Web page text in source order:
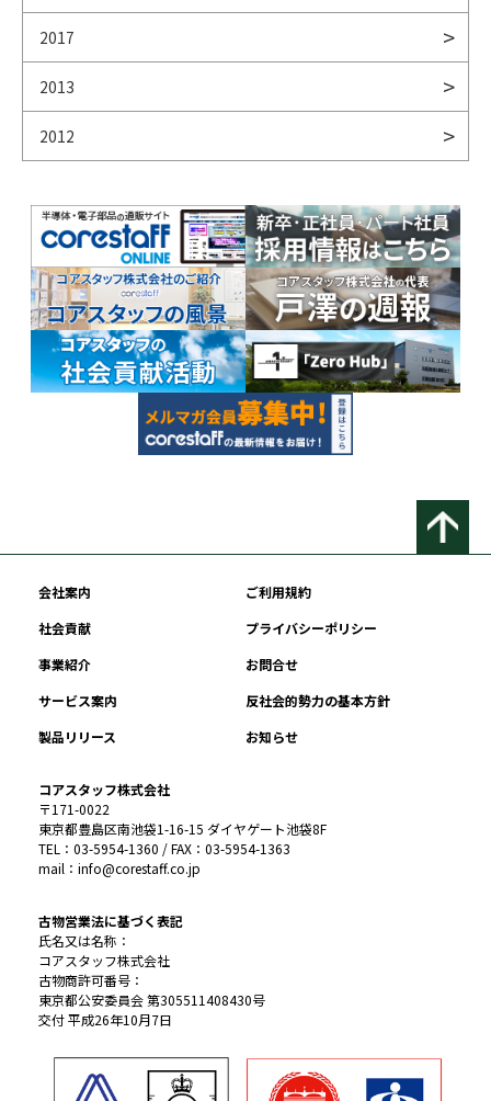
2017
2013
2012
会社案内
ご利用規約
社会貢献
プライバシーポリシー
事業紹介
お問合せ
サービス案内
反社会的勢力の基本方針
製品リリース
お知らせ
コアスタッフ株式会社
〒171-0022
東京都豊島区南池袋1-16-15 ダイヤゲート池袋8F
TEL：03-5954-1360 / FAX：03-5954-1363
mail：info@corestaff.co.jp
古物営業法に基づく表記
氏名又は名称：
コアスタッフ株式会社
古物商許可番号：
東京都公安委員会 第305511408430号
交付 平成26年10月7日